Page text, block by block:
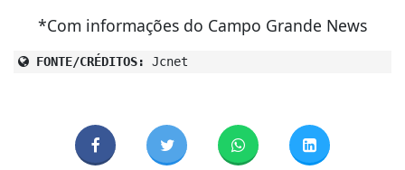
*Com informações do Campo Grande News
FONTE/CRÉDITOS: Jcnet